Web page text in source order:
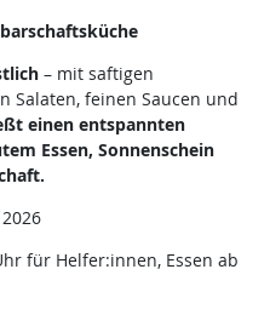
– mit saftigen
Salaten, feinen Saucen und
einen entspannten
Essen, Sonnenschein
für Helfer:innen, Essen ab